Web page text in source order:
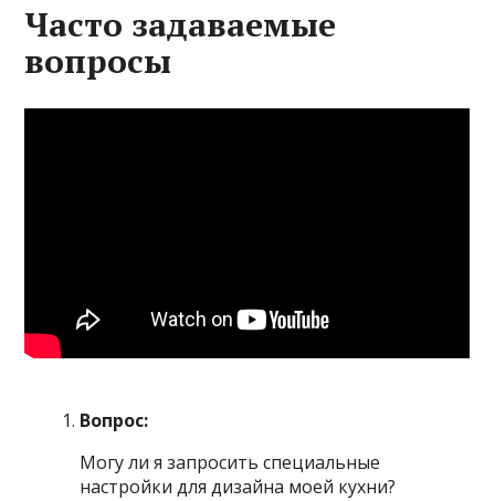
Часто задаваемые
вопросы
Вопрос:
Могу ли я запросить специальные
настройки для дизайна моей кухни?